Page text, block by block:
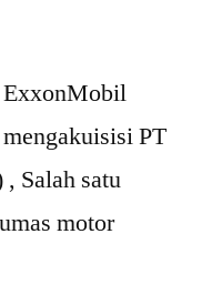
ExxonMobil
PT
Salah satu
motor